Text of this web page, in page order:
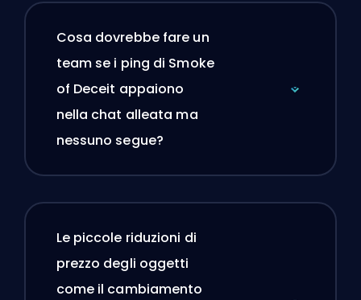
Cosa dovrebbe fare un
team se i ping di Smoke
of Deceit appaiono
nella chat alleata ma
nessuno segue?
Le piccole riduzioni di
prezzo degli oggetti
come il cambiamento